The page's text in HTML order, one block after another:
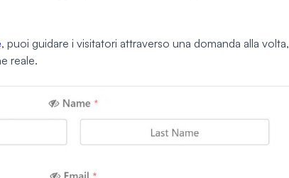
, puoi guidare i visitatori attraverso una domanda alla volta,
reale.